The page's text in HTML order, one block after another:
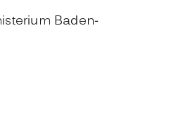
Baden-